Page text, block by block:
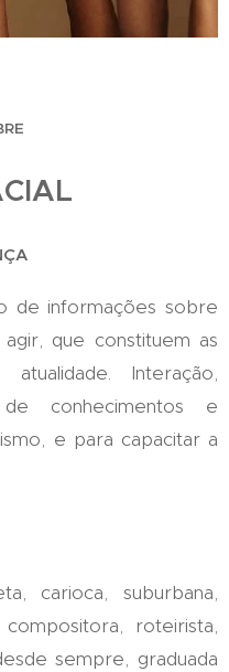
de informações sobre
que constituem as
Interação,
conhecimentos e
e para capacitar a
carioca, suburbana,
roteirista,
sempre, graduada